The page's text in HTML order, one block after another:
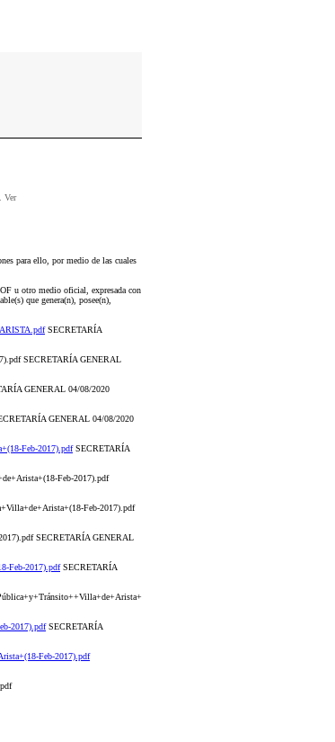
Ver
para ello, por medio de las cuales
u otro medio oficial, expresada con
que genera(n), posee(n),
SECRETARÍA
SECRETARÍA GENERAL
GENERAL 04/08/2020
GENERAL 04/08/2020
Feb-2017).pdfSECRETARÍA
Feb-2017).pdf
Feb-2017).pdf
SECRETARÍA GENERAL
Feb-2017).pdfSECRETARÍA
2017).pdfSECRETARÍA
Feb-2017).pdf